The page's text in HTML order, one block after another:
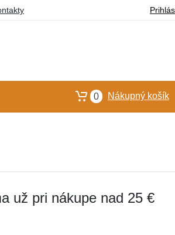
0 Nákupný košík
už pri nákupe nad 25 €